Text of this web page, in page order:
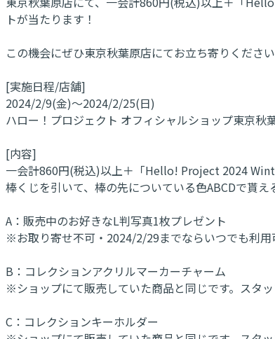
トが当たります！
この機会にぜひ東京秋葉原店にてお立ち寄りくださ
[実施日程/店舗]
2024/2/9(金)～2024/2/25(日)
ハロー！プロジェクト オフィシャルショップ東京秋
[内容]
一会計860円(税込)以上＋「Hello! Project 2024
棒くじを引いて、棒の先についている色ABCDで貰え
A：販売中のお好きなL判写真1枚プレゼント
※お取り寄せ不可・2024/2/29までならいつでも利用
B：コレクションアクリルマーカーチャーム
※ショップにて販売していた商品と同じです。スタッ
C：コレクションキーホルダー